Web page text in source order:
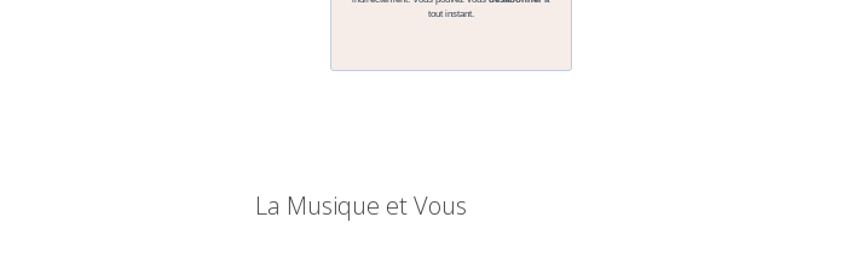
La Musique et Vous